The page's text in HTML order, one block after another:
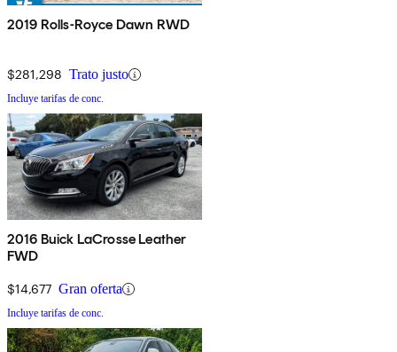
2019 Rolls-Royce Dawn RWD
$281,298 Trato justo
Incluye tarifas de conc.
2016 Buick LaCrosse Leather
FWD
$14,677 Gran oferta
Incluye tarifas de conc.